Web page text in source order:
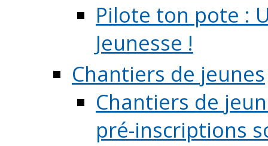
Pilote ton pote :
Jeunesse !
Chantiers de jeunes
Chantiers de
pré-inscriptions